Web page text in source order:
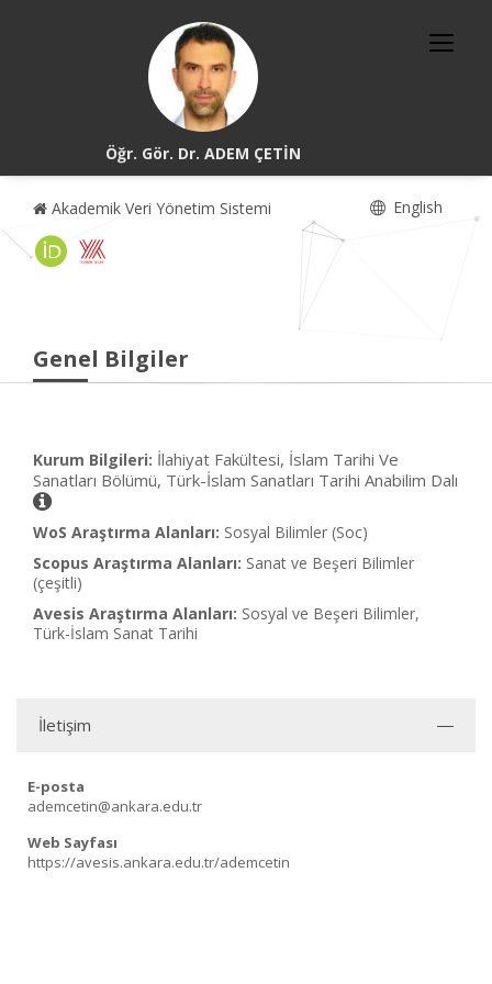
Öğr. Gör. Dr. ADEM ÇETİN
Akademik Veri Yönetim Sistemi English
Genel Bilgiler
Kurum Bilgileri: İlahiyat Fakültesi, İslam Tarihi Ve
Sanatları Bölümü, Türk-İslam Sanatları Tarihi Anabilim Dalı
WoS Araştırma Alanları: Sosyal Bilimler (Soc)
Scopus Araştırma Alanları: Sanat ve Beşeri Bilimler
(çeşitli)
Avesis Araştırma Alanları: Sosyal ve Beşeri Bilimler,
Türk-İslam Sanat Tarihi
İletişim
E-posta
ademcetin@ankara.edu.tr
Web Sayfası
https://avesis.ankara.edu.tr/ademcetin